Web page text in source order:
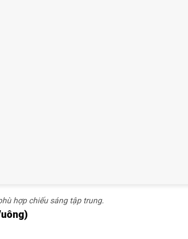
hợp chiếu sáng tập trung.